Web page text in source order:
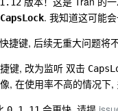
CapsLock. 我知道这可能
捷键, 后续无重大问题将
键, 改为监听 双击
, 在使用率不高的情况下